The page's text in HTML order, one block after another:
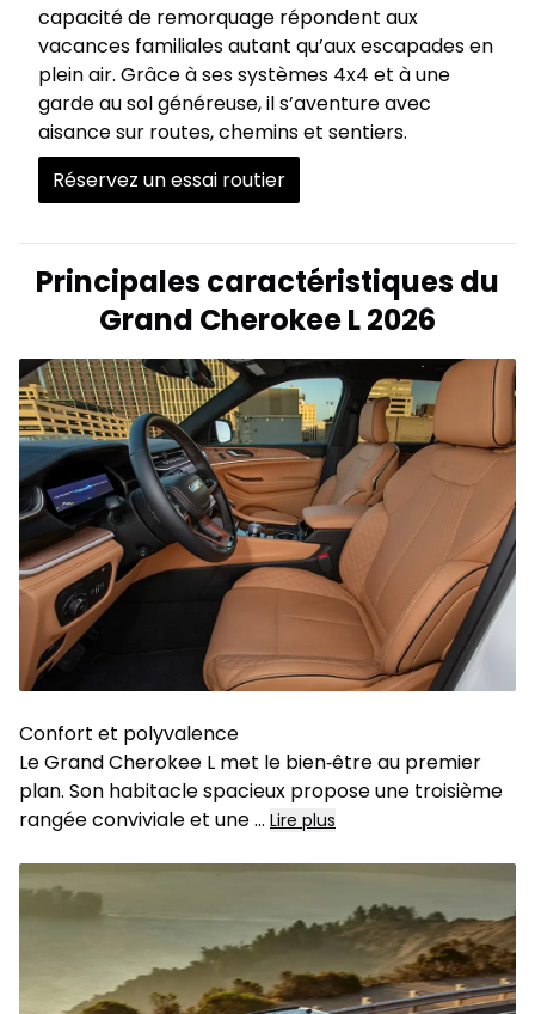
capacité de remorquage répondent aux
vacances familiales autant qu’aux escapades en
plein air. Grâce à ses systèmes 4x4 et à une
garde au sol généreuse, il s’aventure avec
aisance sur routes, chemins et sentiers.
Réservez un essai routier
Principales caractéristiques du
Grand Cherokee L 2026
Confort et polyvalence
Le Grand Cherokee L met le bien‑être au premier
plan. Son habitacle spacieux propose une troisième
rangée conviviale et une... Lire plus